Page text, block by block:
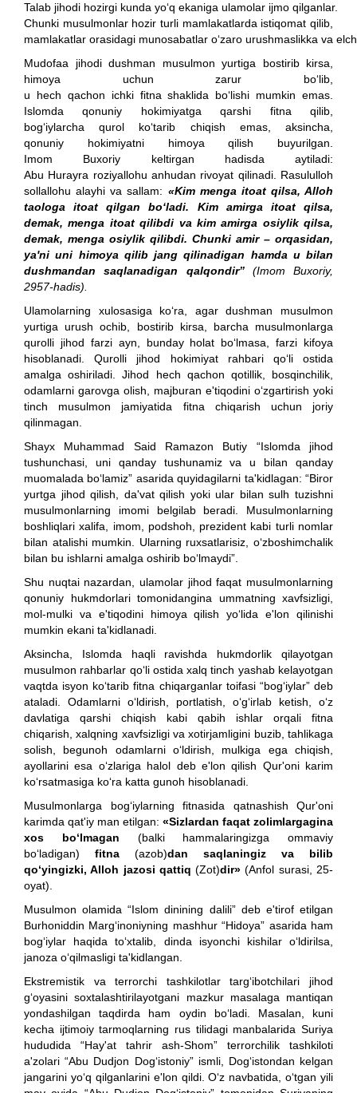
Talab jihodi hozirgi kunda yo‘q ekaniga ulamolar ijmo qilganlar.
Chunki musulmonlar hozir turli mamlakatlarda istiqomat qilib,
mamlakatlar orasidagi munosabatlar o‘zaro urushmaslikka va
Mudofaa jihodi dushman musulmon yurtiga bostirib kirsa,
himoya uchun zarur bo‘lib,
u hech qachon ichki fitna shaklida bo‘lishi mumkin emas.
Islomda qonuniy hokimiyatga qarshi fitna qilib,
bog‘iylarcha qurol ko‘tarib chiqish emas, aksincha,
qonuniy hokimiyatni himoya qilish buyurilgan.
Imom Buxoriy keltirgan hadisda aytiladi:
Abu Hurayra roziyallohu anhudan rivoyat qilinadi. Rasululloh
sollallohu alayhi va sallam: «Kim menga itoat qilsa, Alloh
taologa itoat qilgan bo‘ladi. Kim amirga itoat qilsa,
demak, menga itoat qilibdi va kim amirga osiylik qilsa,
demak, menga osiylik qilibdi. Chunki amir – orqasidan,
ya'ni uni himoya qilib jang qilinadigan hamda u bilan
dushmandan saqlanadigan qalqondir”
(Imom Buxoriy,
2957-hadis).
Ulamolarning xulosasiga ko‘ra, agar dushman musulmon
yurtiga urush ochib, bostirib kirsa, barcha musulmonlarga
qurolli jihod farzi ayn, bunday holat bo‘lmasa, farzi kifoya
hisoblanadi. Qurolli jihod hokimiyat rahbari qo‘li ostida
amalga oshiriladi. Jihod hech qachon qotillik, bosqinchilik,
odamlarni garovga olish, majburan e'tiqodini o‘zgartirish yoki
tinch musulmon jamiyatida fitna chiqarish uchun joriy
qilinmagan.
Shayx Muhammad Said Ramazon Butiy “Islomda jihod
tushunchasi, uni qanday tushunamiz va u bilan qanday
muomalada bo‘lamiz” asarida quyidagilarni ta'kidlagan: “Biror
yurtga jihod qilish, da'vat qilish yoki ular bilan sulh tuzishni
musulmonlarning imomi belgilab beradi. Musulmonlarning
boshliqlari xalifa, imom, podshoh, prezident kabi turli nomlar
bilan atalishi mumkin. Ularning ruxsatlarisiz, o‘zboshimchalik
bilan bu ishlarni amalga oshirib bo‘lmaydi”.
Shu nuqtai nazardan, ulamolar jihod faqat musulmonlarning
qonuniy hukmdorlari tomonidangina ummatning xavfsizligi,
mol-mulki va e'tiqodini himoya qilish yo‘lida e'lon qilinishi
mumkin ekani ta'kidlanadi.
Aksincha, Islomda haqli ravishda hukmdorlik qilayotgan
musulmon rahbarlar qo‘li ostida xalq tinch yashab kelayotgan
vaqtda isyon ko‘tarib fitna chiqarganlar toifasi “bog‘iylar” deb
ataladi. Odamlarni o‘ldirish, portlatish, o‘g‘irlab ketish, o‘z
davlatiga qarshi chiqish kabi qabih ishlar orqali fitna
chiqarish, xalqning xavfsizligi va xotirjamligini buzib, tahlikaga
solish, begunoh odamlarni o‘ldirish, mulkiga ega chiqish,
ayollarini esa o‘zlariga halol deb e'lon qilish Qur'oni karim
ko‘rsatmasiga ko‘ra katta gunoh hisoblanadi.
Musulmonlarga bog‘iylarning fitnasida qatnashish Qur'oni
karimda qat'iy man etilgan: «Sizlardan faqat zolimlargagina
xos bo‘lmagan
(balki hammalaringizga ommaviy
bo‘ladigan) fitna (azob)dan saqlaningiz va bilib
qo‘yingizki, Alloh jazosi qattiq (Zot)dir» (Anfol surasi, 25-
oyat).
Musulmon olamida “Islom dinining dalili” deb e'tirof etilgan
Burhoniddin Marg‘inoniyning mashhur “Hidoya” asarida ham
bog‘iylar haqida to‘xtalib, dinda isyonchi kishilar o‘ldirilsa,
janoza o‘qilmasligi ta'kidlangan.
Ekstremistik va terrorchi tashkilotlar targ‘ibotchilari jihod
g‘oyasini soxtalashtirilayotgani mazkur masalaga mantiqan
yondashilgan taqdirda ham oydin bo‘ladi. Masalan, kuni
kecha ijtimoiy tarmoqlarning rus tilidagi manbalarida Suriya
hududida “Hay'at tahrir ash-Shom” terrorchilik tashkiloti
a'zolari “Abu Dudjon Dog‘istoniy” ismli, Dog‘istondan kelgan
jangarini yo‘q qilganlarini e'lon qildi. O‘z navbatida, o‘tgan yili